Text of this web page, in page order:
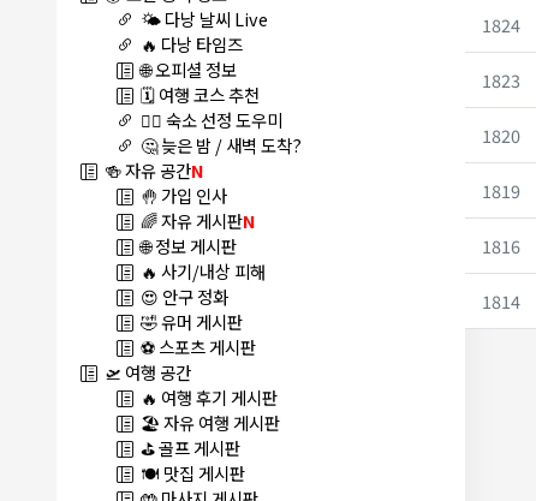
🌤️ 다낭 날씨 Live
🔥 다낭 타임즈
🌐 오피셜 정보
🗓️ 여행 코스 추천
🏊‍♀️ 숙소 선정 도우미
🤔 늦은 밤 / 새벽 도착?
🍻 자유 공간N
🤚 가입 인사
🌈 자유 게시판N
🌐 정보 게시판
🔥 사기/내상 피해
😍 안구 정화
🤣 유머 게시판
⚽ 스포츠 게시판
🛫 여행 공간
🔥 여행 후기 게시판
🏖️ 자유 여행 게시판
⛳ 골프 게시판
🍽️ 맛집 게시판
1824
1823
1820
1819
1816
1814